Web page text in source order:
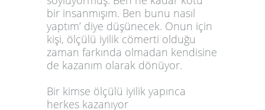
bir insanmışım. Ben bunu nasıl
yaptım’ diye düşünecek. Onun için
kişi, ölçülü iyilik cömerti olduğu
zaman farkında olmadan kendisine
de kazanım olarak dönüyor.
Bir kimse ölçülü iyilik yapınca
herkes kazanıyor